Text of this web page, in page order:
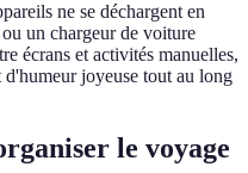
ne se déchargent en
un chargeur de voiture
écrans et activités manuelles,
d'humeur joyeuse tout au long
le voyage